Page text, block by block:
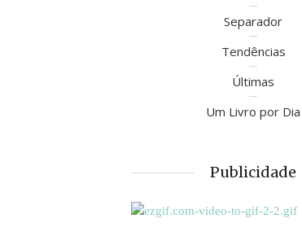
Separador
Tendências
Últimas
Um Livro por Dia
Publicidade